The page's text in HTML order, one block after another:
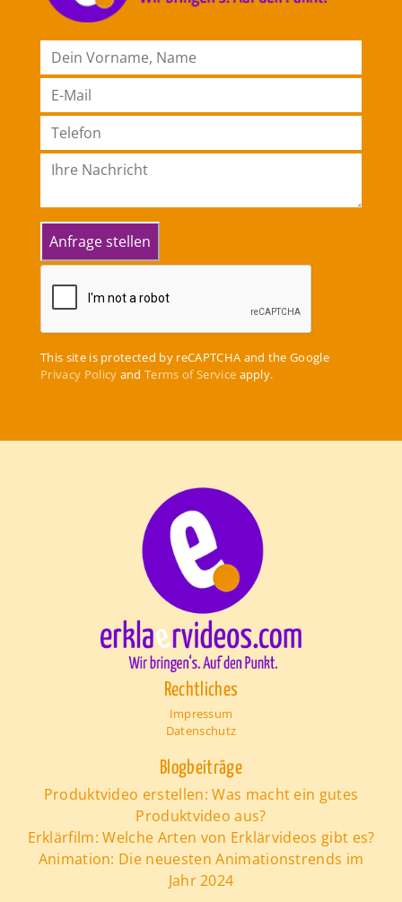
This site is protected by reCAPTCHA and the Google
Privacy Policy andTerms of Service apply.
Rechtliches
Impressum
Datenschutz
Blogbeiträge
Produktvideo erstellen: Was macht ein gutes
Produktvideo aus?
Erklärfilm: Welche Arten von Erklärvideos gibt es?
Animation: Die neuesten Animationstrends im
Jahr 2024